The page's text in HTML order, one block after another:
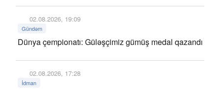
02.08.2026, 19:09
Gündəm
Dünya çempionatı: Güləşçimiz gümüş medal qazandı
02.08.2026, 17:28
İdman